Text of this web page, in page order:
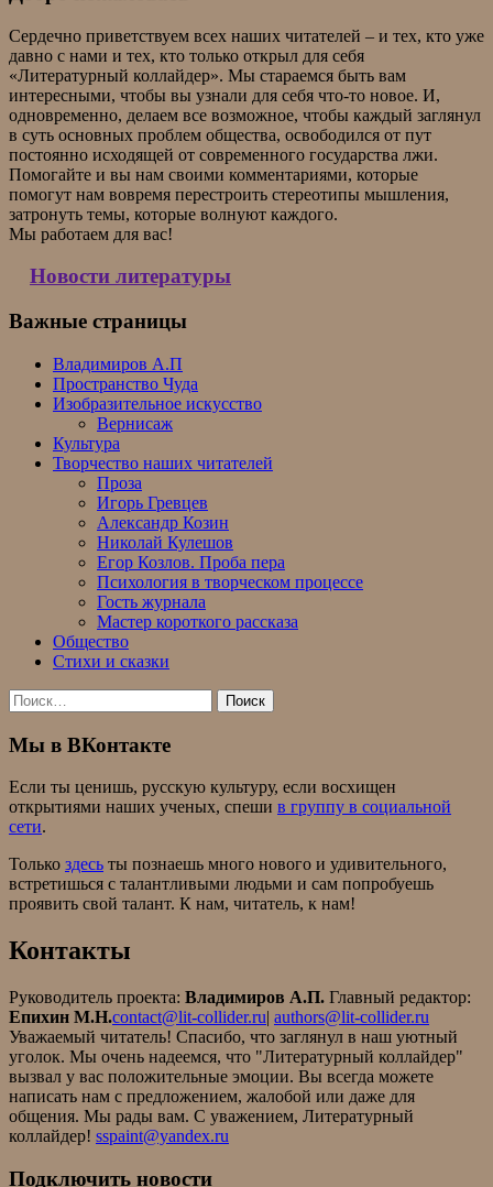
Сердечно приветствуем всех наших читателей – и тех, кто уже
давно с нами и тех, кто только открыл для себя
«Литературный коллайдер». Мы стараемся быть вам
интересными, чтобы вы узнали для себя что-то новое. И,
одновременно, делаем все возможное, чтобы каждый заглянул
в суть основных проблем общества, освободился от пут
постоянно исходящей от современного государства лжи.
Помогайте и вы нам своими комментариями, которые
помогут нам вовремя перестроить стереотипы мышления,
затронуть темы, которые волнуют каждого.
Мы работаем для вас!
Новости литературы
Важные страницы
Владимиров А.П
Пространство Чуда
Изобразительное искусство
Вернисаж
Культура
Творчество наших читателей
Проза
Игорь Гревцев
Александр Козин
Николай Кулешов
Егор Козлов. Проба пера
Психология в творческом процессе
Гость журнала
Мастер короткого рассказа
Общество
Стихи и сказки
Найти:
Мы в ВКонтакте
Если ты ценишь, русскую культуру, если восхищен
открытиями наших ученых, спеши в группу в социальной
сети.
Только здесь ты познаешь много нового и удивительного,
встретишься с талантливыми людьми и сам попробуешь
проявить свой талант. К нам, читатель, к нам!
Контакты
Руководитель проекта: Владимиров А.П. Главный редактор:
Епихин М.Н.contact@lit-collider.ru| authors@lit-collider.ru
Уважаемый читатель! Спасибо, что заглянул в наш уютный
уголок. Мы очень надеемся, что "Литературный коллайдер"
вызвал у вас положительные эмоции. Вы всегда можете
написать нам с предложением, жалобой или даже для
общения. Мы рады вам. С уважением, Литературный
коллайдер! sspaint@yandex.ru
Подключить новости